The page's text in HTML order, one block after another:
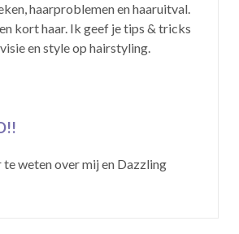
haarproblemen en haaruitval.
kort haar. Ik geef je tips & tricks
en style op hairstyling.
te weten over mij en Dazzling